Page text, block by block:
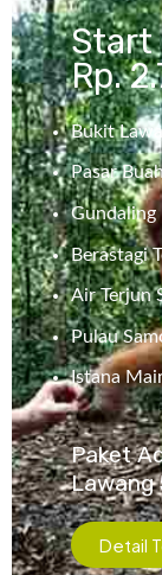
Start
Rp.
Bukit
Pasar
Gundaling
Berastagi
Air Terjun
Pulau
Istana
Paket
Lawang
Detail